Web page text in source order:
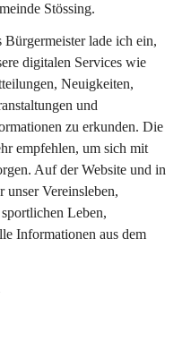
Stössing.
Bürgermeister lade ich ein,
digitalen Services wie
Neuigkeiten,
und
zu erkunden. Die
empfehlen, um sich mit
Auf der Website und in
unser Vereinsleben,
Leben,
Informationen aus dem